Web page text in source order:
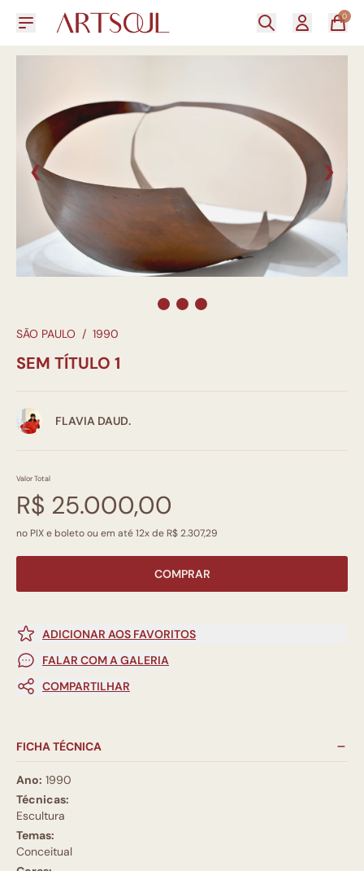
0
❮ ❯
SÃO PAULO / 1990
SEM TÍTULO 1
FLAVIA DAUD.
Valor Total
R$ 25.000,00
no PIX e boleto ou em até 12x de R$ 2.307,29
COMPRAR
ADICIONAR AOS FAVORITOS
FALAR COM A GALERIA
COMPARTILHAR
FICHA TÉCNICA
Ano: 1990
Técnicas:
Escultura
Temas:
Conceitual